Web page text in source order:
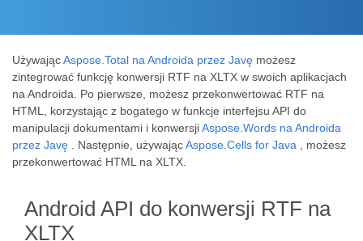
UżywającAspose.Total na Androida przez Javę możesz
zintegrować funkcję konwersji RTF na XLTX w swoich aplikacjach
na Androida. Po pierwsze, możesz przekonwertować RTF na
HTML, korzystając z bogatego w funkcje interfejsu API do
manipulacji dokumentami i konwersjiAspose.Words na Androida
przez Javę . Następnie, używającAspose.Cells for Java , możesz
przekonwertować HTML na XLTX.
Android API do konwersji RTF na
XLTX